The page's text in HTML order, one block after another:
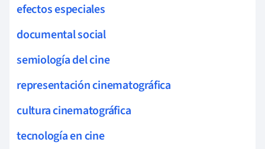
efectos especiales
documental social
semiología del cine
representación cinematográfica
cultura cinematográfica
tecnología en cine